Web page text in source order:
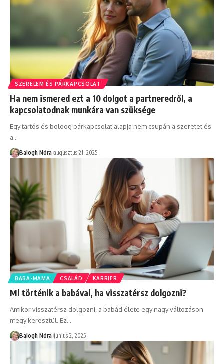
SZERELEM ÉS PÁRKAPCSOLAT
Ha nem ismered ezt a 10 dolgot a partneredről, a
kapcsolatodnak munkára van szüksége
Egy tartós és boldog párkapcsolat alapja nem csupán a szeretet és
a…
Balogh Nóra augusztus 21, 2025
BABA-MAMA CSALÁD KARRIER
Mi történik a babával, ha visszatérsz dolgozni?
Amikor visszatérsz dolgozni, a babád élete egy nagy változáson
megy keresztül. Ez…
Balogh Nóra június 2, 2025